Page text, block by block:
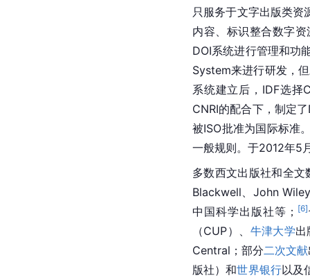
只服务于文字出版类
内容、标识整合数字资
DOI系统进行管理和功
System来进行研发，
系统建立后，IDF选择
CNRI的配合下，制定
被ISO批准为国际标准
一般规则。于2012年5
多数西文出版社和全
Blackwell、John
中国科学出版社等； [6]
（CUP）、 牛津大学出
Central；部分二次文献
版社）和世界银行以及